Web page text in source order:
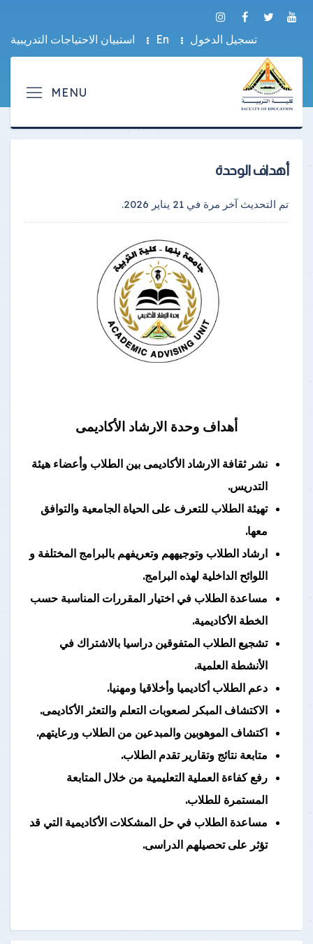
تسجيل الدخول En استبيان الاحتياجات التدريبية
أهداف الوحدة
تم التحديث آخر مرة في 21 يناير 2026 .
أهداف وحدة الارشاد الأكاديمى
نشر ثقافة الارشاد الأكاديمى بين الطلاب وأعضاء هيئة
التدريس.
تهيئة الطلاب للتعرف على الحياة الجامعية والتوافق
معها.
ارشاد الطلاب وتوجيههم وتعريفهم بالبرامج المختلفة و
اللوائح الداخلية لهذه البرامج.
مساعدة الطلاب في اختيار المقررات المناسبة حسب
الخطة الأكاديمية.
تشجيع الطلاب المتفوقين دراسيا بالاشتراك في
الأنشطة العلمية.
دعم الطلاب أكاديميا وأخلاقيا ومهنيا.
الاكتشاف المبكر لصعوبات التعلم والتعثر الأكاديمى.
اكتشاف الموهوبين والمبدعين من الطلاب ورعايتهم.
متابعة نتائج وتقارير تقدم الطلاب.
رفع كفاءة العملية التعليمية من خلال المتابعة
المستمرة للطلاب.
مساعدة الطلاب في حل المشكلات الأكاديمية التي قد
تؤثر على تحصيلهم الدراسى.